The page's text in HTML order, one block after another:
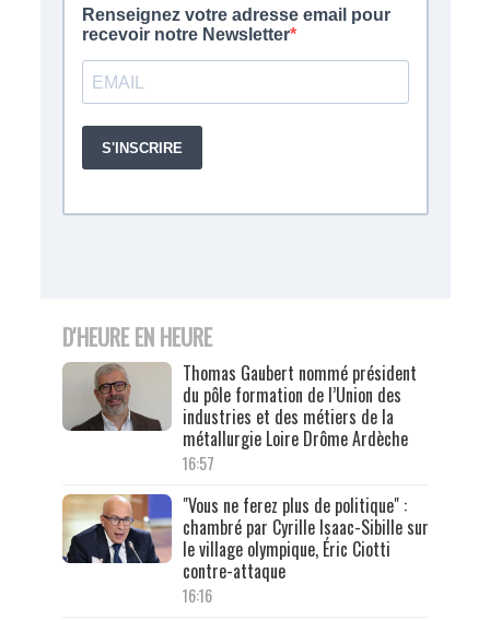
D'HEURE EN HEURE
Thomas Gaubert nommé président
du pôle formation de l’Union des
industries et des métiers de la
métallurgie Loire Drôme Ardèche
16:57
"Vous ne ferez plus de politique" :
chambré par Cyrille Isaac-Sibille sur
le village olympique, Éric Ciotti
contre-attaque
16:16